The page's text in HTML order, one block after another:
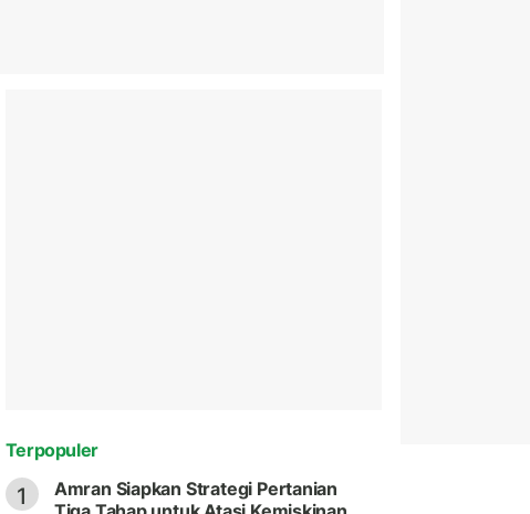
Terpopuler
1
Amran Siapkan Strategi Pertanian